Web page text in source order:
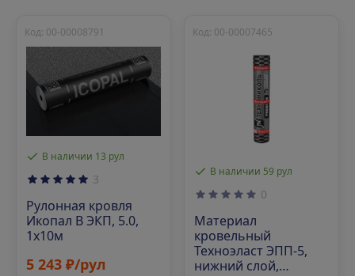
В наличии 13 рул
Код: 00-00008791
3
Рулонная кровля
Икопал В ЭКП, 5.0,
1х10м
5 243 ₽/рул
В наличии 59 рул
Код: 00-00007465
0
Материал
кровельный
Техноэласт ЭПП-5,
нижний слой,